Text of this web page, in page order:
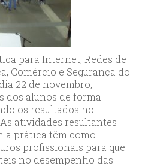
para Internet, Redes de
Comércio e Segurança do
22 de novembro,
dos alunos de forma
os resultados no
atividades resultantes
a prática têm como
profissionais para que
no desempenho das